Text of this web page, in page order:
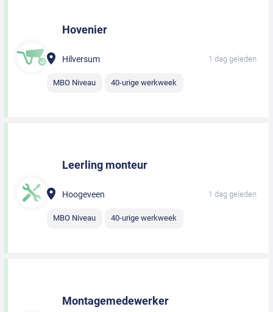
Hovenier
Hilversum 1 dag geleden
MBO Niveau 40-urige werkweek
Leerling monteur
Hoogeveen 1 dag geleden
MBO Niveau 40-urige werkweek
Montagemedewerker